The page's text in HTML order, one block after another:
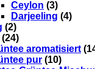
Ceylon (3)
Darjeeling (4)
(2)
(24)
aromatisiert
pur (10)